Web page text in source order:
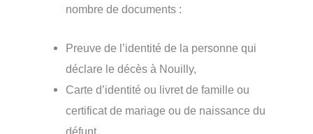
nombre de documents :
Preuve de l’identité de la personne qui
déclare le décès à Nouilly,
Carte d’identité ou livret de famille ou
certificat de mariage ou de naissance du
défunt,